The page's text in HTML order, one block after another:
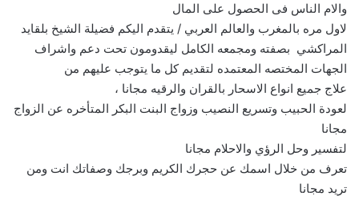
والام الناس فى الحصول على المال
لاول مره بالمغرب والعالم العربي / يتقدم اليكم فضيلة الشيخ بلقايد
المراكشي بصفته ومجمعه الكامل ليقدومون تحت دعم واشراف
الجهات المختصه المعتمده لتقديم كل ما يتوجب عليهم من
علاج جميع انواع الاسحار بالقران والرقيه مجانا ،
لعودة الحبيب وتسريع النصيب وزواج البنت البكر المتأخره عن الزواج
مجانا
لتفسير وحل الرؤي والاحلام مجانا
تعرف من خلال اسمك عن حجرك الكريم وبرجك وصفاتك انت ومن
تريد مجانا